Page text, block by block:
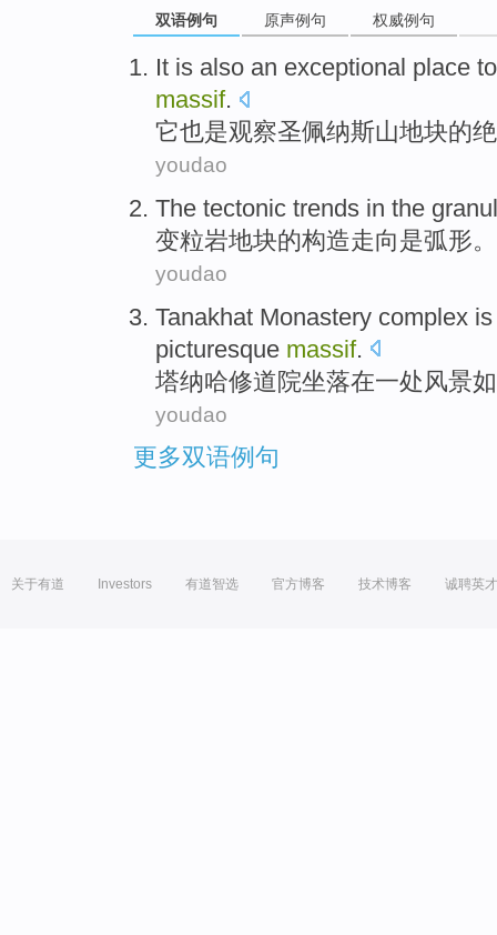
双语例句 原声例句 权威例句
It is also an exceptional place
massif.
它也是观察圣佩纳斯山地块的
youdao
The tectonic trends in the
变粒岩地块的构造走向是弧形。
youdao
Tanakhat Monastery complex
picturesque massif.
塔纳哈修道院坐落在一处 风景
youdao
更多双语例句
关于有道 Investors 有道智选 官方博客 技术博客 诚聘英才